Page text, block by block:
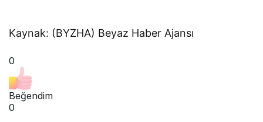
Kaynak: (BYZHA) Beyaz Haber Ajansı
0
Beğendim
0